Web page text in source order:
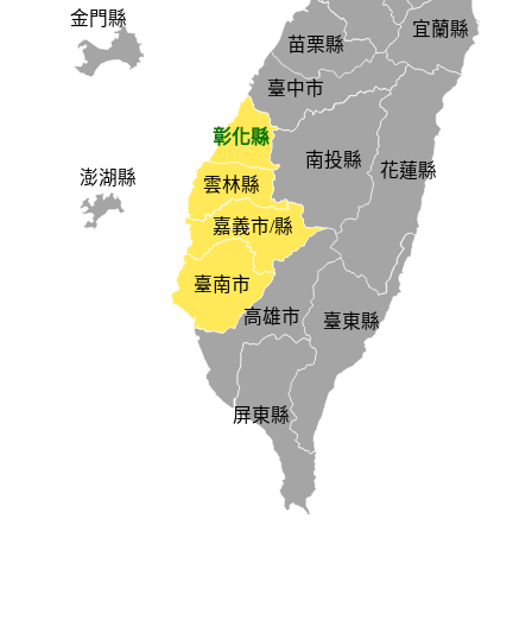
金門縣
澎湖縣
苗栗縣
臺中市
南投縣
彰化縣
雲林縣
嘉義市/縣
臺南市
高雄市
屏東縣
宜蘭縣
花蓮縣
臺東縣